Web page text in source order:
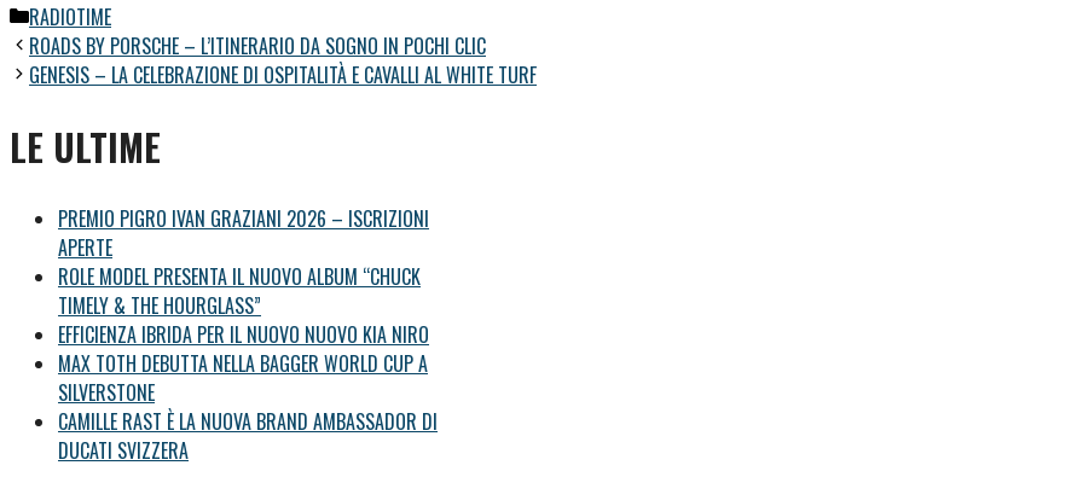
Categorie
RADIOTIME
ROADS BY PORSCHE – L’ITINERARIO DA SOGNO IN POCHI CLIC
GENESIS – LA CELEBRAZIONE DI OSPITALITÀ E CAVALLI AL WHITE TURF
LE ULTIME
PREMIO PIGRO IVAN GRAZIANI 2026 – ISCRIZIONI
APERTE
ROLE MODEL PRESENTA IL NUOVO ALBUM “CHUCK
TIMELY & THE HOURGLASS”
EFFICIENZA IBRIDA PER IL NUOVO NUOVO KIA NIRO
MAX TOTH DEBUTTA NELLA BAGGER WORLD CUP A
SILVERSTONE
CAMILLE RAST È LA NUOVA BRAND AMBASSADOR DI
DUCATI SVIZZERA